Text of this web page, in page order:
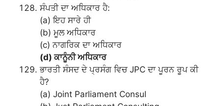
ਸੰਪਤੀ ਦਾ ਅਧਿਕਾਰ ਹੈ:
(a) ਇਹ ਸਾਰੇ ਹੀ
(b) ਮੂਲ ਅਧਿਕਾਰ
(c) ਨਾਗਰਿਕ ਦਾ ਅਧਿਕਾਰ
(d) ਕਾਨੂੰਨੀ ਅਧਿਕਾਰ
ਭਾਰਤੀ ਸੰਸਦ ਦੇ ਪ੍ਰਸੰਗ ਵਿਚ JPC ਦਾ ਪੂਰਨ ਰੂਪ ਕੀ
ਹੈ?
(a) Joint Parliament Consul